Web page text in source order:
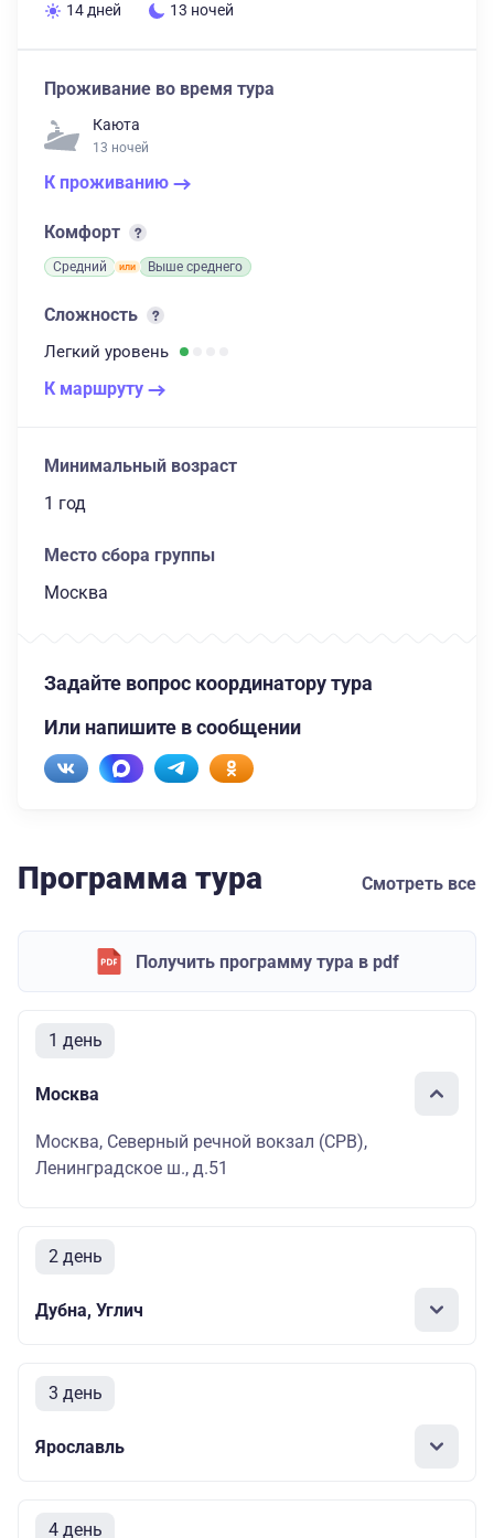
14 дней 13 ночей
Проживание во время тура
Каюта
13 ночей
К проживанию
Комфорт
Средний Выше среднего
Сложность
Легкий уровень
К маршруту
Минимальный возраст
1 год
Место сбора группы
Москва
Задайте вопрос координатору тура
Или напишите в сообщении
Программа тура Смотреть все
Получить программу тура в pdf
1 день
Москва
Москва, Северный речной вокзал (СРВ),
Ленинградское ш., д.51
2 день
Дубна, Углич
3 день
Ярославль
4 день